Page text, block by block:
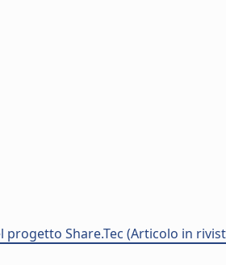
Share.Tec (Articolo in